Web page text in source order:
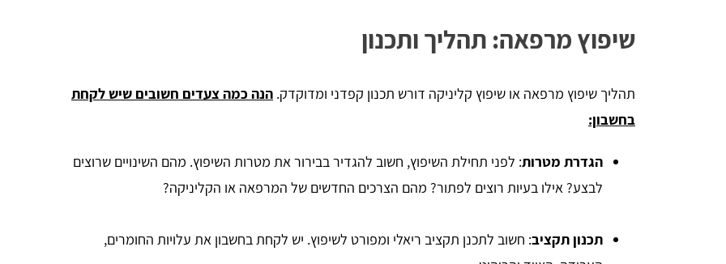
שיפוץ מרפאה: תהליך ותכנון
תהליך שיפוץ מרפאה או שיפוץ קליניקה דורש תכנון קפדני ומדוקדק. הנה כמה צעדים חשובים שיש לקחת
בחשבון:
הגדרת מטרות: לפני תחילת השיפוץ, חשוב להגדיר בבירור את מטרות השיפוץ. מהם השינויים שרוצים
לבצע? אילו בעיות רוצים לפתור? מהם הצרכים החדשים של המרפאה או הקליניקה?
תכנון תקציב: חשוב לתכנן תקציב ריאלי ומפורט לשיפוץ. יש לקחת בחשבון את עלויות החומרים,